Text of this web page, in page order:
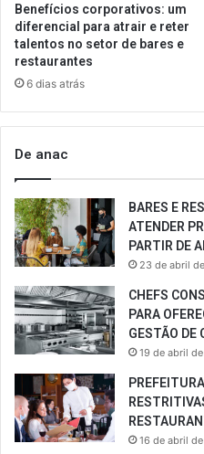
Benefícios corporativos: um
diferencial para atrair e reter
talentos no setor de bares e
restaurantes
6 dias atrás
De anac
BARES E
ATENDER
PARTIR DE
23 de abril
CHEFS
PARA
GESTÃO DE
19 de abril
16 de abril